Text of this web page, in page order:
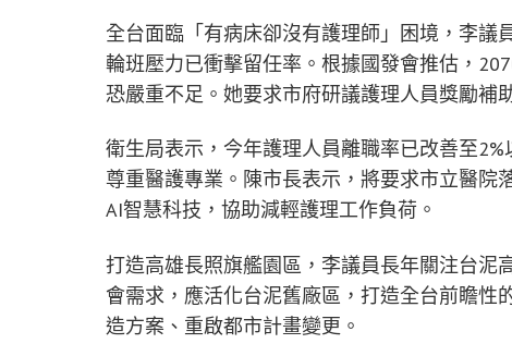
全台面臨「有病床卻沒有護理師」困境，李
輪班壓力已衝擊留任率。根據國發會推估，
恐嚴重不足。她要求市府研議護理人員獎勵補
衛生局表示，今年護理人員離職率已改善至
尊重醫護專業。陳市長表示，將要求市立醫院
AI智慧科技，協助減輕護理工作負荷。
打造高雄長照旗艦園區，李議員長年關注台泥
會需求，應活化台泥舊廠區，打造全台前瞻性
造方案、重啟都市計畫變更。